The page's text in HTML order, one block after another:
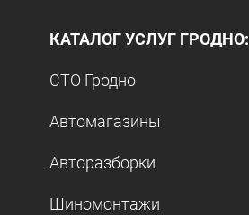
КАТАЛОГ УСЛУГ ГРОДНО:
СТО Гродно
Автомагазины
Авторазборки
Шиномонтажи